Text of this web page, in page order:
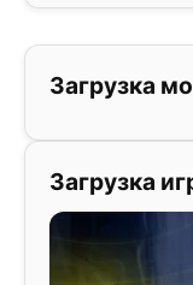
Загрузка
Загрузка